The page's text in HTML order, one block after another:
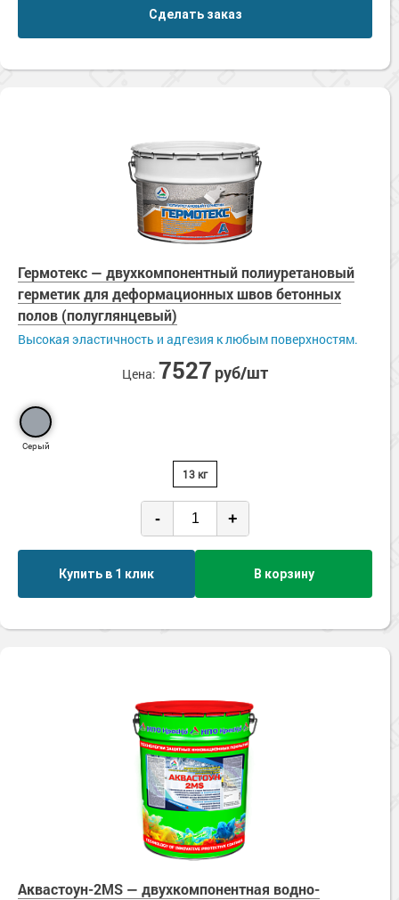
Сделать заказ
Гермотекс — двухкомпонентный полиуретановый
герметик для деформационных швов бетонных
полов (полуглянцевый)
Высокая эластичность и адгезия к любым поверхностям.
Цена: 7527 руб/шт
Серый
13 кг
- +
Купить в 1 клик В корзину
Аквастоун-2MS — двухкомпонентная водно-